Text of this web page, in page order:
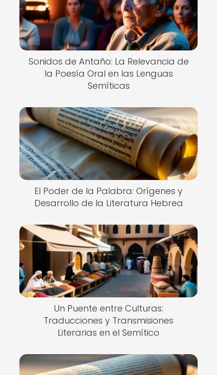
Sonidos de Antaño: La Relevancia de
la Poesía Oral en las Lenguas
Semíticas
El Poder de la Palabra: Orígenes y
Desarrollo de la Literatura Hebrea
Un Puente entre Culturas:
Traducciones y Transmisiones
Literarias en el Semítico